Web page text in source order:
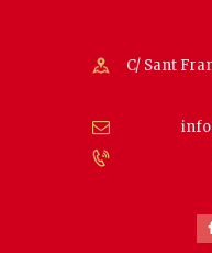
C/ Sant